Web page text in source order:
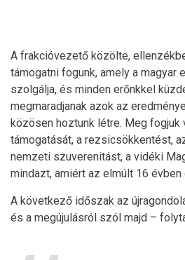
A frakcióvezető közölte,
támogatni fogunk, amely a magyar
szolgálja, és minden erőnkkel
megmaradjanak azok az
közösen hoztunk létre. Meg fogjuk
támogatását, a rezsicsökkentést,
nemzeti szuverenitást, a vidéki
mindazt, amiért az elmúlt 16 évben
A következő időszak az
és a megújulásról szól majd –